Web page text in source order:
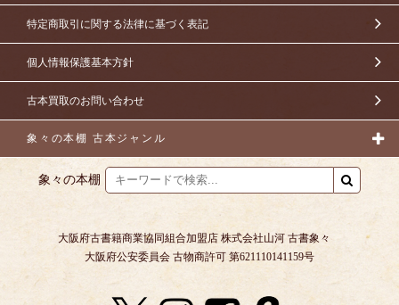
特定商取引に関する法律に基づく表記
個人情報保護基本方針
古本買取のお問い合わせ
象々の本棚 古本ジャンル
象々の本棚
大阪府古書籍商業協同組合加盟店 株式会社山河 古書象々
大阪府公安委員会 古物商許可 第621110141159号